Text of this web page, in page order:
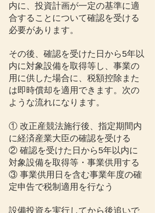
内に、投資計画が一定の基準に適
合することについて確認を受ける
必要があります。
その後、確認を受けた日から5年以
内に対象設備を取得等し、事業の
用に供した場合に、税額控除また
は即時償却を適用できます。次の
ような流れになります。
① 改正産競法施行後、指定期間内
に経済産業大臣の確認を受ける
② 確認を受けた日から5年以内に
対象設備を取得等・事業供用する
③ 事業供用日を含む事業年度の確
定申告で税制適用を行なう
設備投資を実行してから後追いで